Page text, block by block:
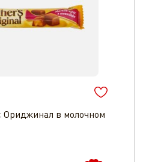
Ориджинал в молочном